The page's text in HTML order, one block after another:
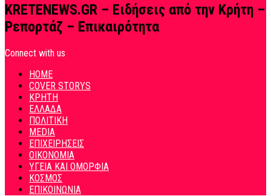
KRETENEWS.GR – Ειδήσεις από την Κρήτη –
Ρεπορτάζ – Επικαιρότητα
Connect with us
HOME
COVER STORYS
ΚΡΗΤΗ
ΕΛΛΑΔΑ
ΠΟΛΙΤΙΚΗ
MEDIA
ΕΠΙΧΕΙΡΗΣΕΙΣ
ΟΙΚΟΝΟΜΙΑ
ΥΓΕΙΑ ΚΑΙ ΟΜΟΡΦΙΑ
ΚΟΣΜΟΣ
ΕΠΙΚΟΙΝΩΝΙΑ